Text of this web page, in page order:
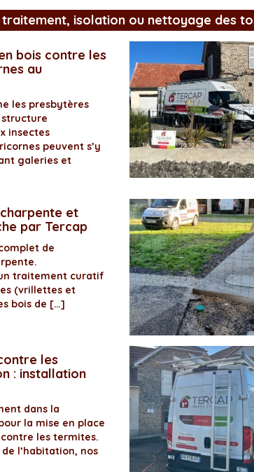
isolation ou nettoyage des
bois contre les
au
les presbytères
insectes
peuvent s’y
galeries et
et
par Tercap
de
traitement curatif
(vrillettes et
bois de […]
les
: installation
dans la
la mise en place
les termites.
l’habitation, nos